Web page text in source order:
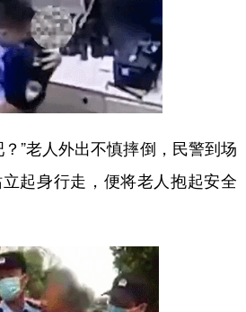
”老人外出不慎摔倒，民警到场
起身行走，便将老人抱起安全